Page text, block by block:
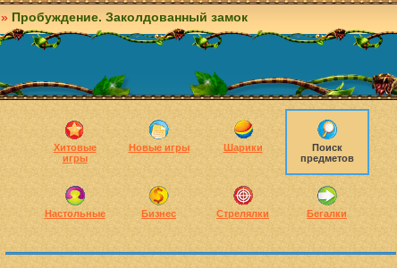
» Пробуждение. Заколдованный замок
Хитовые
игры
Новые игры Шарики
Поиск
предметов
Настольные Бизнес Стрелялки Бегалки